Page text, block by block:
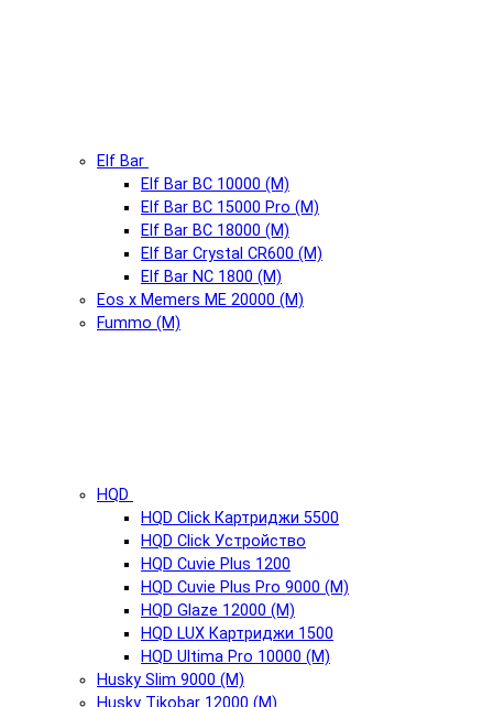
Elf Bar
Elf Bar BC 10000 (М)
Elf Bar BC 15000 Pro (М)
Elf Bar BC 18000 (М)
Elf Bar Crystal CR600 (М)
Elf Bar NC 1800 (М)
Eos x Memers ME 20000 (М)
Fummo (М)
HQD
HQD Click Картриджи 5500
HQD Click Устройство
HQD Cuvie Plus 1200
HQD Cuvie Plus Pro 9000 (М)
HQD Glaze 12000 (М)
HQD LUX Картриджи 1500
HQD Ultima Pro 10000 (М)
Husky Slim 9000 (М)
Husky Tikobar 12000 (М)